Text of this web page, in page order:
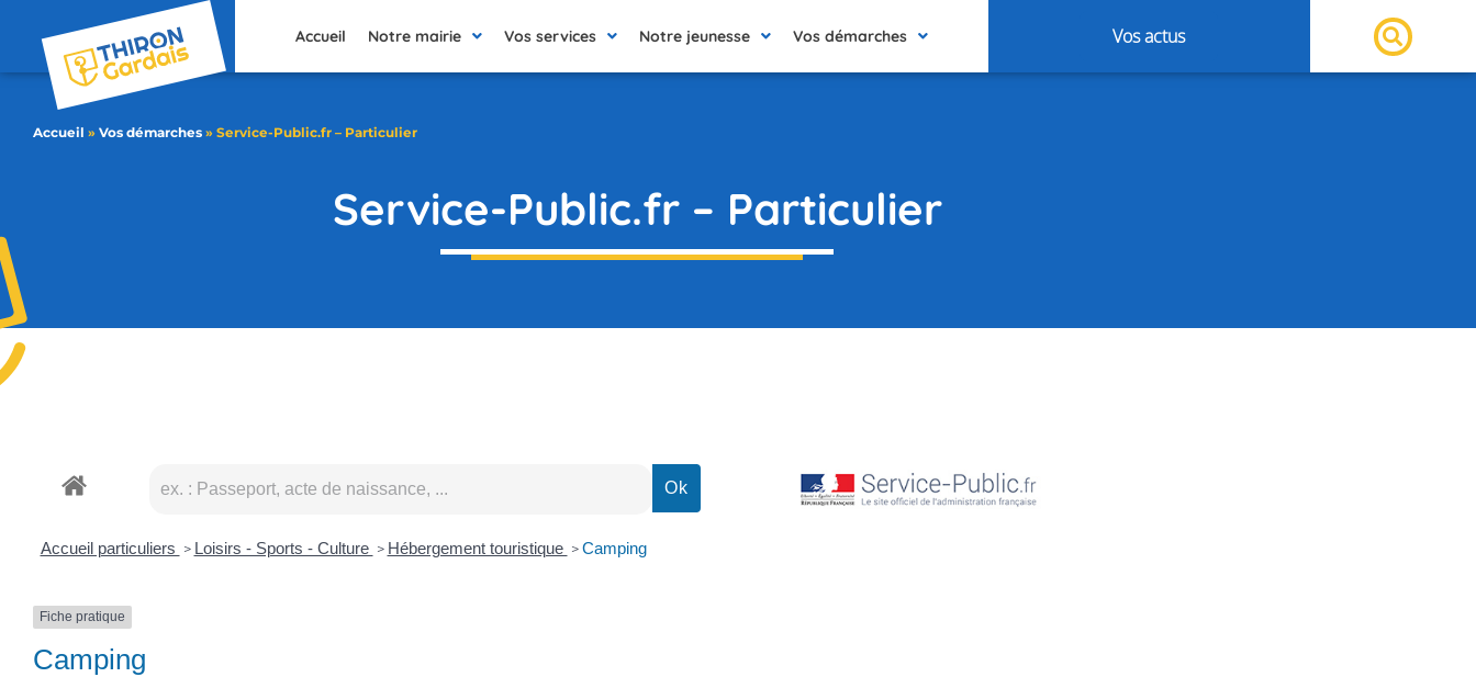
Accueil Notre mairie Vos services Notre jeunesse Vos démarches Vos actus
Accueil » Vos démarches » Service-Public.fr – Particulier
Service-Public.fr – Particulier
Accueil particuliers > Loisirs - Sports - Culture > Hébergement touristique > Camping
Fiche pratique
Camping